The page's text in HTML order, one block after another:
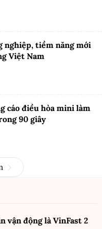
nghiệp, tiềm năng mới
Việt Nam
cáo điều hòa mini làm
90 giây
vận động là VinFast2